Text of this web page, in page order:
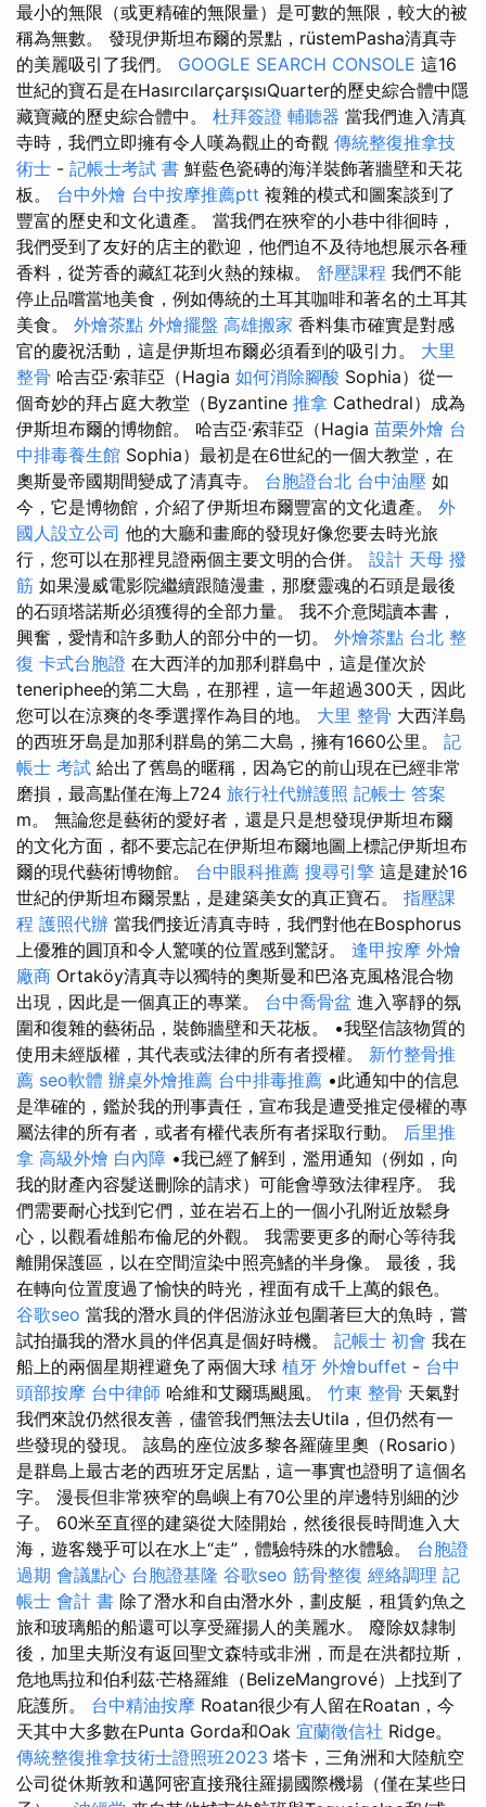
最小的無限（或更精確的無限量）是可數的無限，較大的被
稱為無數。 發現伊斯坦布爾的景點，rüstemPasha清真寺
的美麗吸引了我們。 GOOGLE SEARCH CONSOLE 這16
世紀的寶石是在HasırcılarçarşısıQuarter的歷史綜合體中隱
藏寶藏的歷史綜合體中。 杜拜簽證 輔聽器 當我們進入清真
寺時，我們立即擁有令人嘆為觀止的奇觀 傳統整復推拿技
術士 - 記帳士考試 書 鮮藍色瓷磚的海洋裝飾著牆壁和天花
板。 台中外燴 台中按摩推薦ptt 複雜的模式和圖案談到了
豐富的歷史和文化遺產。 當我們在狹窄的小巷中徘徊時，
我們受到了友好的店主的歡迎，他們迫不及待地想展示各種
香料，從芳香的藏紅花到火熱的辣椒。 舒壓課程 我們不能
停止品嚐當地美食，例如傳統的土耳其咖啡和著名的土耳其
美食。 外燴茶點 外燴擺盤 高雄搬家 香料集市確實是對感
官的慶祝活動，這是伊斯坦布爾必須看到的吸引力。 大里
整骨 哈吉亞·索菲亞（Hagia 如何消除腳酸 Sophia）從一
個奇妙的拜占庭大教堂（Byzantine 推拿 Cathedral）成為
伊斯坦布爾的博物館。 哈吉亞·索菲亞（Hagia 苗栗外燴 台
中排毒養生館 Sophia）最初是在6世紀的一個大教堂，在
奧斯曼帝國期間變成了清真寺。 台胞證台北 台中油壓 如
今，它是博物館，介紹了伊斯坦布爾豐富的文化遺產。 外
國人設立公司 他的大廳和畫廊的發現好像您要去時光旅
行，您可以在那裡見證兩個主要文明的合併。 設計 天母 撥
筋 如果漫威電影院繼續跟隨漫畫，那麼靈魂的石頭是最後
的石頭塔諾斯必須獲得的全部力量。 我不介意閱讀本書，
興奮，愛情和許多動人的部分中的一切。 外燴茶點 台北 整
復 卡式台胞證 在大西洋的加那利群島中，這是僅次於
teneriphee的第二大島，在那裡，這一年超過300天，因此
您可以在涼爽的冬季選擇作為目的地。 大里 整骨 大西洋島
的西班牙島是加那利群島的第二大島，擁有1660公里。 記
帳士 考試 給出了舊島的暱稱，因為它的前山現在已經非常
磨損，最高點僅在海上724 旅行社代辦護照 記帳士 答案
m。 無論您是藝術的愛好者，還是只是想發現伊斯坦布爾
的文化方面，都不要忘記在伊斯坦布爾地圖上標記伊斯坦布
爾的現代藝術博物館。 台中眼科推薦 搜尋引擎 這是建於16
世紀的伊斯坦布爾景點，是建築美女的真正寶石。 指壓課
程 護照代辦 當我們接近清真寺時，我們對他在Bosphorus
上優雅的圓頂和令人驚嘆的位置感到驚訝。 逢甲按摩 外燴
廠商 Ortaköy清真寺以獨特的奧斯曼和巴洛克風格混合物
出現，因此是一個真正的專業。 台中喬骨盆 進入寧靜的氛
圍和復雜的藝術品，裝飾牆壁和天花板。 •我堅信該物質的
使用未經版權，其代表或法律的所有者授權。 新竹整骨推
薦 seo軟體 辦桌外燴推薦 台中排毒推薦 •此通知中的信息
是準確的，鑑於我的刑事責任，宣布我是遭受推定侵權的專
屬法律的所有者，或者有權代表所有者採取行動。 后里推
拿 高級外燴 白內障 •我已經了解到，濫用通知（例如，向
我的財產內容髮送刪除的請求）可能會導致法律程序。 我
們需要耐心找到它們，並在岩石上的一個小孔附近放鬆身
心，以觀看雄船布倫尼的外觀。 我需要更多的耐心等待我
離開保護區，以在空間渲染中照亮鰭的半身像。 最後，我
在轉向位置度過了愉快的時光，裡面有成千上萬的銀色。
谷歌seo 當我的潛水員的伴侶游泳並包圍著巨大的魚時，嘗
試拍攝我的潛水員的伴侶真是個好時機。 記帳士 初會 我在
船上的兩個星期裡避免了兩個大球 植牙 外燴buffet - 台中
頭部按摩 台中律師 哈維和艾爾瑪颶風。 竹東 整骨 天氣對
我們來說仍然很友善，儘管我們無法去Utila，但仍然有一
些發現的發現。 該島的座位波多黎各羅薩里奧（Rosario）
是群島上最古老的西班牙定居點，這一事實也證明了這個名
字。 漫長但非常狹窄的島嶼上有70公里的岸邊特別細的沙
子。 60米至直徑的建築從大陸開始，然後很長時間進入大
海，遊客幾乎可以在水上“走”，體驗特殊的水體驗。 台胞證
過期 會議點心 台胞證基隆 谷歌seo 筋骨整復 經絡調理 記
帳士 會計 書 除了潛水和自由潛水外，劃皮艇，租賃釣魚之
旅和玻璃船的船還可以享受羅揚人的美麗水。 廢除奴隸制
後，加里夫斯沒有返回聖文森特或非洲，而是在洪都拉斯，
危地馬拉和伯利茲·芒格羅維（BelizeMangrové）上找到了
庇護所。 台中精油按摩 Roatan很少有人留在Roatan，今
天其中大多數在Punta Gorda和Oak 宜蘭徵信社 Ridge。
傳統整復推拿技術士證照班2023 塔卡，三角洲和大陸航空
公司從休斯敦和邁阿密直接飛往羅揚國際機場（僅在某些日